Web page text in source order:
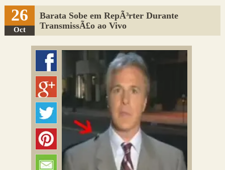
Sugerir Link
Adicionar Blog
Colmeia Exchange
26
Oct
Barata Sobe em RepÃ³rter Durante
TransmissÃ£o ao Vivo